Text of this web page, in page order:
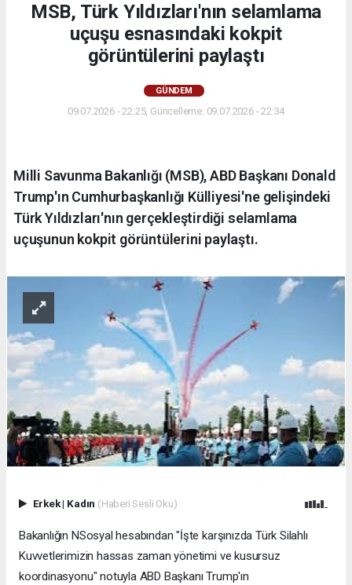
MSB, Türk Yıldızları'nın selamlama
uçuşu esnasındaki kokpit
görüntülerini paylaştı
GÜNDEM
09.07.2026 - 22:25, Güncelleme: 09.07.2026 - 22:34
Milli Savunma Bakanlığı (MSB), ABD Başkanı Donald
Trump'ın Cumhurbaşkanlığı Külliyesi'ne gelişindeki
Türk Yıldızları'nın gerçekleştirdiği selamlama
uçuşunun kokpit görüntülerini paylaştı.
Erkek| Kadın (Haberi Sesli Oku)
Bakanlığın NSosyal hesabından "İşte karşınızda Türk Silahlı
Kuvvetlerimizin hassas zaman yönetimi ve kusursuz
koordinasyonu" notuyla ABD Başkanı Trump'ın